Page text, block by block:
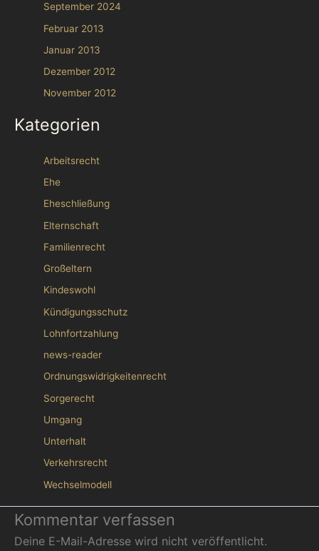
September 2024
Februar 2013
Januar 2013
Dezember 2012
November 2012
Kategorien
Arbeitsrecht
Ehe
Eheschließung
Elternschaft
Familienrecht
Großeltern
Kindeswohl
Kündigungsschutz
Lohnfortzahlung
news-reader
Ordnungswidrigkeitenrecht
Sorgerecht
Umgang
Unterhalt
Verkehrsrecht
Wechselmodell
Kommentar verfassen
Deine E-Mail-Adresse wird nicht veröffentlicht.